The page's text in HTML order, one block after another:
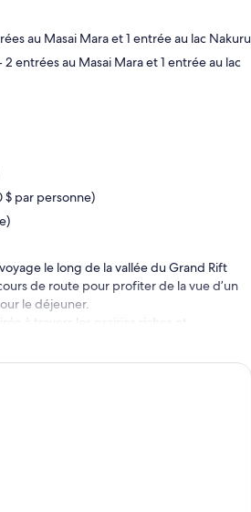
au Masai Mara et 1 entrée au lac Nakuru
entrées au Masai Mara et 1 entrée au lac
$ par personne)
le long de la vallée du Grand Rift
de route pour profiter de la vue d’un
le déjeuner.
à travers les prairies riches et
réputé pour ses grands troupeaux de
et de pratiquement tous les types